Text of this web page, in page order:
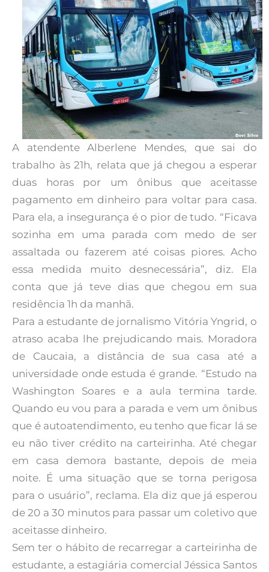
A atendente Alberlene Mendes, que sai do
trabalho às 21h, relata que já chegou a esperar
duas horas por um ônibus que aceitasse
pagamento em dinheiro para voltar para casa.
Para ela, a insegurança é o pior de tudo. “Ficava
sozinha em uma parada com medo de ser
assaltada ou fazerem até coisas piores. Acho
essa medida muito desnecessária”, diz. Ela
conta que já teve dias que chegou em sua
residência 1h da manhã.
Para a estudante de jornalismo Vitória Yngrid, o
atraso acaba lhe prejudicando mais. Moradora
de Caucaia, a distância de sua casa até a
universidade onde estuda é grande. “Estudo na
Washington Soares e a aula termina tarde.
Quando eu vou para a parada e vem um ônibus
que é autoatendimento, eu tenho que ficar lá se
eu não tiver crédito na carteirinha. Até chegar
em casa demora bastante, depois de meia
noite. É uma situação que se torna perigosa
para o usuário”, reclama. Ela diz que já esperou
de 20 a 30 minutos para passar um coletivo que
aceitasse dinheiro.
Sem ter o hábito de recarregar a carteirinha de
estudante, a estagiária comercial Jéssica Santos